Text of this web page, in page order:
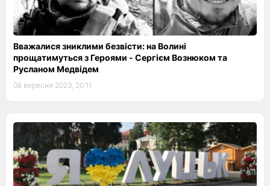
Вважалися зниклими безвісти: на Волині
прощатимуться з Героями - Сергієм Вознюком та
Русланом Медвідем
06 вересня 2023, 20:11